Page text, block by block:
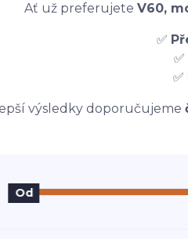
Ať už preferujete V60,
✅
✅
✅
výsledky doporučujeme
Od